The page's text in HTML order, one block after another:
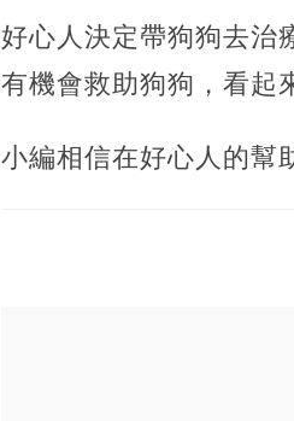
好心人決定帶狗狗去治
有機會救助狗狗，看起
小編相信在好心人的幫